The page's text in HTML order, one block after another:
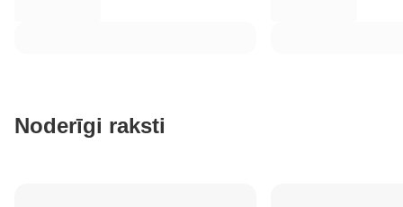
Noderīgi raksti